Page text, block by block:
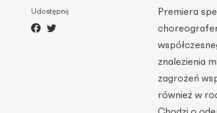
Udostępnij
Premiera
znalezienia
zagrożeń
również w